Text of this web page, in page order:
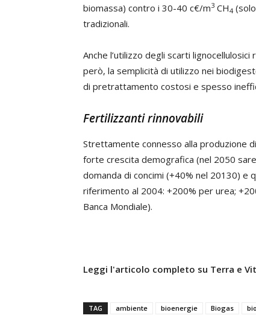
biomassa) contro i 30-40 c€/m3 CH4
tradizionali.
Anche l’utilizzo degli scarti
però, la semplicità di utilizzo nei
di pretrattamento costosi e spesso
Fertilizzanti rinnovabili
Strettamente connesso alla produzione
forte crescita demografica (nel 2050
domanda di concimi (+40% nel 20130) e
riferimento al 2004: +200% per urea;
Banca Mondiale).
Leggi l'articolo completo su Terra e
TAG ambiente bioenergie Biogas